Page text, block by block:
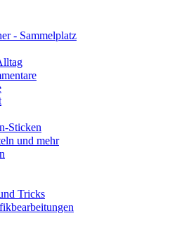
- Sammelplatz
Sticken
und mehr
Tricks